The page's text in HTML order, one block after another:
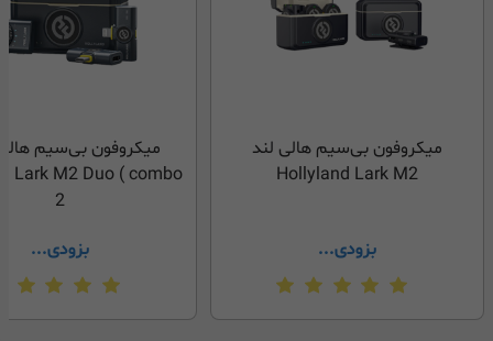
میکروفون بی‌سیم هالی لند
Hollyland Lark M2
بزودی...
میکروفون بی‌سیم
Lark M2 Duo
2
بزودی...